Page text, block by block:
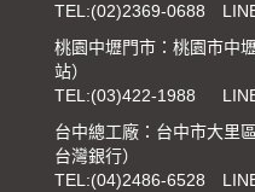
TEL:(02)2369-0688
桃園中壢門市：桃園市中
站）
TEL:(03)422-1988
台中總工廠：台中市大里
台灣銀行）
TEL:(04)2486-6528